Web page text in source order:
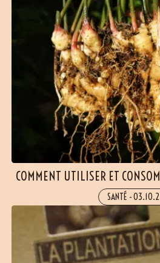
(27 avis)
COMMENT UTILISER ET
SANTÉ -